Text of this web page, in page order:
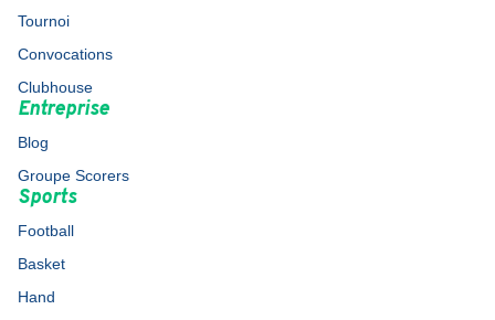
Tournoi
Convocations
Clubhouse
Entreprise
Blog
Groupe Scorers
Sports
Football
Basket
Hand